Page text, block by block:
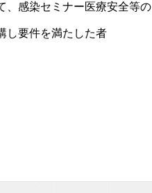
、感染セミナー医療安全等の
し要件を満たした者